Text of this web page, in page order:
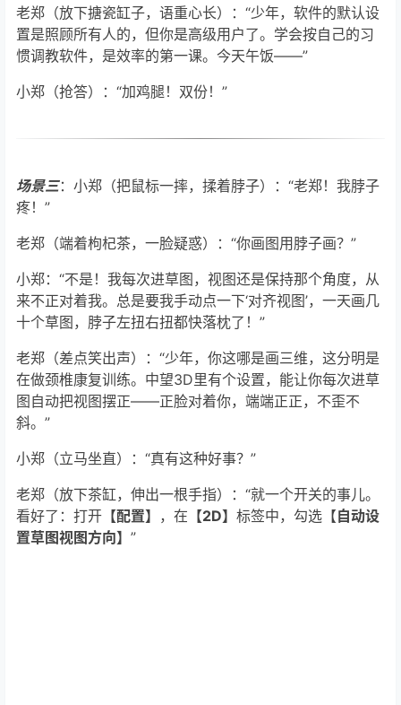
置是照顾所有人的，但你是高级用户了。学会按自己的习
惯调教软件，是效率的第一课。今天午饭——”
疼！”
来不正对着我。总是要我手动点一下‘对齐视图’，一天画几
十个草图，脖子左扭右扭都快落枕了！”
在做颈椎康复训练。中望3D里有个设置，能让你每次进草
图自动把视图摆正——正脸对着你，端端正正，不歪不
斜。”
看好了：打开【配置】，在【2D】 标签中，勾选【自动设
置草图视图方向】”